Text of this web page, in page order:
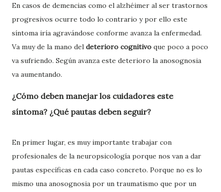
En casos de demencias como el alzhéimer al ser trastornos
progresivos ocurre todo lo contrario y por ello este
síntoma iría agravándose conforme avanza la enfermedad.
Va muy de la mano del deterioro cognitivo que poco a poco
va sufriendo. Según avanza este deterioro la anosognosia
va aumentando.
¿Cómo deben manejar los cuidadores este
síntoma? ¿Qué pautas deben seguir?
En primer lugar, es muy importante trabajar con
profesionales de la neuropsicología porque nos van a dar
pautas específicas en cada caso concreto. Porque no es lo
mismo una anosognosia por un traumatismo que por un